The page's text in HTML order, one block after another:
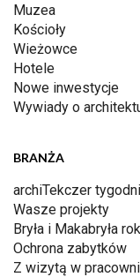
Muzea
Kościoły
Wieżowce
Hotele
Nowe inwestycje
Wywiady o
BRANŻA
archiTekczer
Wasze projekty
Bryła i Makabryła
Ochrona zabytków
Z wizytą w pracowni